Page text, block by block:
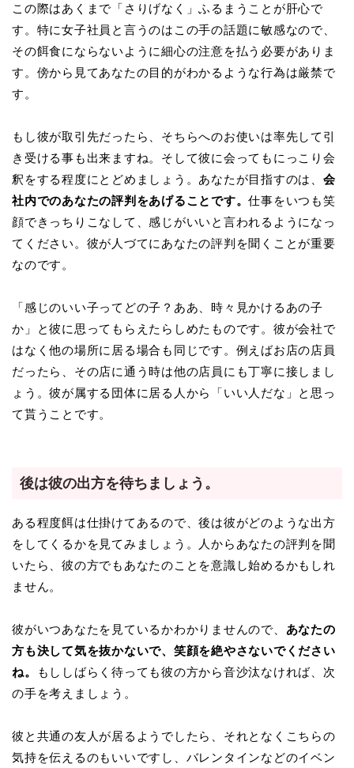
この際はあくまで「さりげなく」ふるまうことが肝心で
す。特に女子社員と言うのはこの手の話題に敏感なので、
その餌食にならないように細心の注意を払う必要がありま
す。傍から見てあなたの目的がわかるような行為は厳禁で
す。
もし彼が取引先だったら、そちらへのお使いは率先して引
き受ける事も出来ますね。そして彼に会ってもにっこり会
釈をする程度にとどめましょう。あなたが目指すのは、 会
社内でのあなたの評判をあげることです。仕事をいつも笑
顔できっちりこなして、感じがいいと言われるようになっ
てください。彼が人づてにあなたの評判を聞くことが重要
なのです。
「感じのいい子ってどの子？ああ、時々見かけるあの子
か」と彼に思ってもらえたらしめたものです。彼が会社で
はなく他の場所に居る場合も同じです。例えばお店の店員
だったら、その店に通う時は他の店員にも丁寧に接しまし
ょう。彼が属する団体に居る人から「いい人だな」と思っ
て貰うことです。
後は彼の出方を待ちましょう。
ある程度餌は仕掛けてあるので、後は彼がどのような出方
をしてくるかを見てみましょう。人からあなたの評判を聞
いたら、彼の方でもあなたのことを意識し始めるかもしれ
ません。
彼がいつあなたを見ているかわかりませんので、 あなたの
方も決して気を抜かないで、笑顔を絶やさないでください
ね。
もししばらく待っても彼の方から音沙汰なければ、次
の手を考えましょう。
彼と共通の友人が居るようでしたら、それとなくこちらの
気持を伝えるのもいいですし、バレンタインなどのイベン